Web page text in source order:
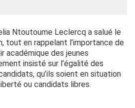
Ntoutoume Leclercq a salué le
tout en rappelant l’importance de
académique des jeunes
insisté sur l’égalité des
qu’ils soient en situation
ou candidats libres.